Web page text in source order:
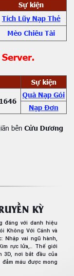
Sự kiện
Tích Lũy Nạp Thẻ
Mèo Chiêu Tài
Sự kiện
1646
Quà Nạp Gói
Nạp Đơn
bên Cửu Dương
KỲ
đáng với danh hiệu
Không Với Cánh và
Nhập vai ngũ hành,
rực lửa,.. Thế giới
3D, nơi bắt đầu của
máu được mong